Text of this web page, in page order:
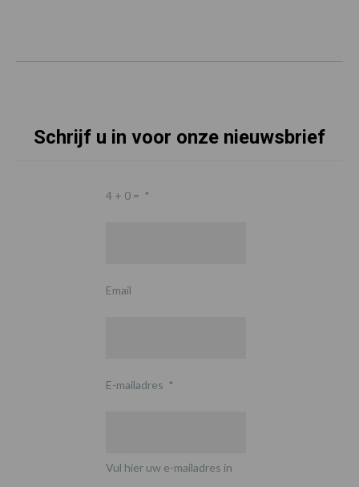
Schrijf u in voor onze nieuwsbrief
4 + 0 = *
Email
E-mailadres *
Vul hier uw e-mailadres in